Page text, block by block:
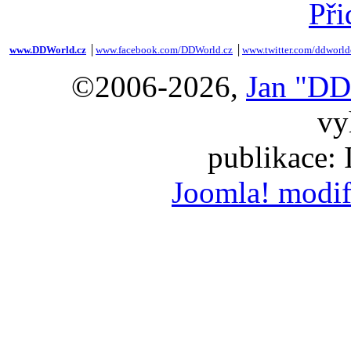
www.DDWorld.cz www.facebook.com/DDWorld.cz www.twitter.com/
©2006-2026, Jan
publikace:
Joomla!